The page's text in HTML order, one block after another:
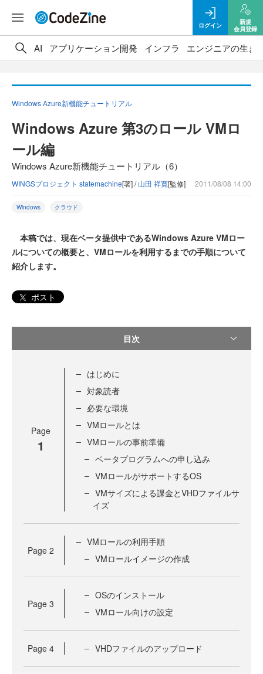
ログイン
新規
会員登録
AI アプリケーション開発 インフラ エンジニアの生き
Windows Azure新機能チュートリアル
Windows Azure 第3のロール VMロ
ール編
Windows Azure新機能チュートリアル（6）
WINGSプロジェクト statemachine[著] /山田 祥寛[監修] 2011/08/08 14:00
Windows クラウド
本稿では、現在ベータ提供中であるWindows Azure VMロー
ルについての概要と、VMロールを利用するまでの手順について
紹介します。
ポスト
目次
Page
1
はじめに
対象読者
必要な環境
VMロールとは
VMロールの事前準備
ベータプログラムへの申し込み
VMロールがサポートするOS
VMサイズによる課金とVHDファイルサ
イズ
Page 2
VMロールの利用手順
VMロールイメージの作成
Page 3
OSのインストール
VMロール向けの設定
Page 4 VHDファイルのアップロード